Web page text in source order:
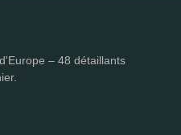
– 48 détaillants